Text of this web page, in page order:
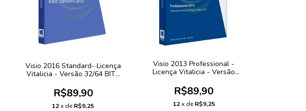
Visio 2016 Standard- Licença
Vitalicia - Versão 32/64 BITS
R$89,90
12 x deR$9,25
Visio 2013 Professional -
Licença Vitalicia - Versão
R$89,90
12 x deR$9,25